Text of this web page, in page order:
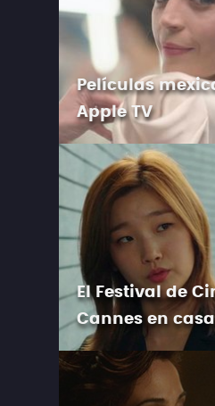
Películas
Apple TV
El Festival de
Cannes en casa